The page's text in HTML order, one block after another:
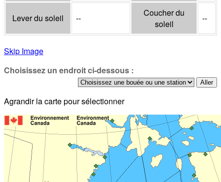
Lever du soleil --
Coucher du
soleil
--
Skip Image
Choisissez un endroit ci-dessous :
Agrandir la carte pour sélectionner